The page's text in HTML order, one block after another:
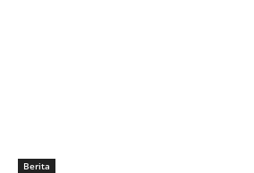
Berita